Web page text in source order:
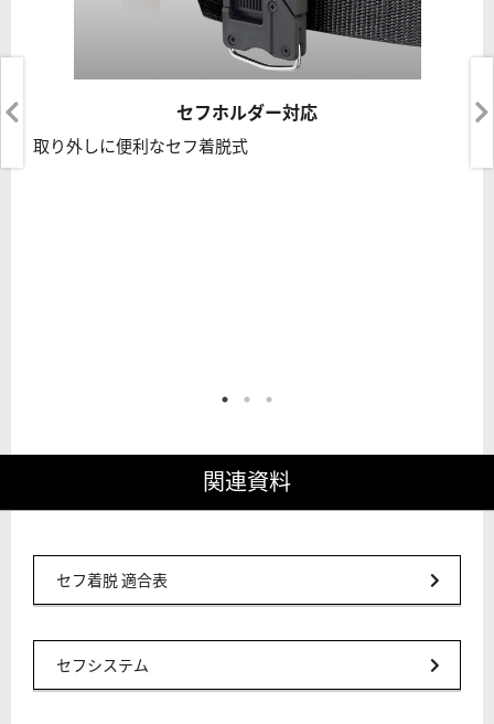
セフホルダー対応
取り外しに便利なセフ着脱式
関連資料
セフ着脱 適合表
セフシステム